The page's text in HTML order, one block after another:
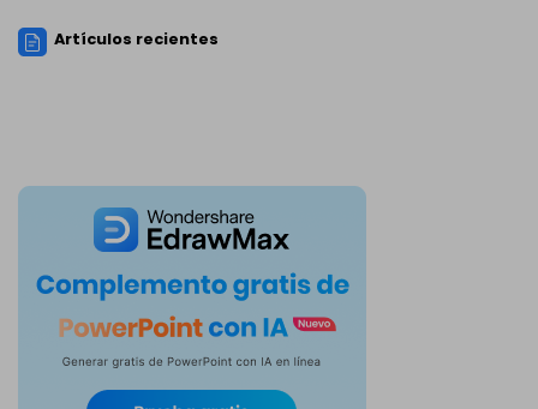
Artículos recientes